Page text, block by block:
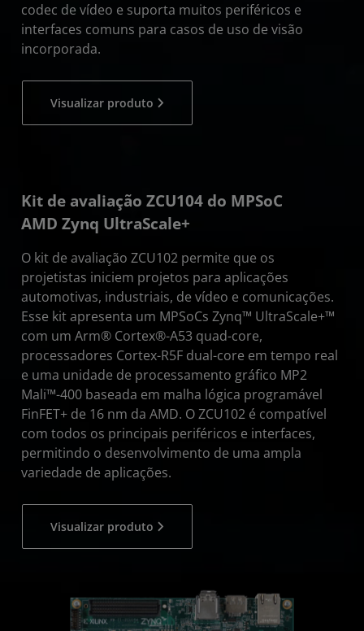
codec de vídeo e suporta muitos periféricos e
interfaces comuns para casos de uso de visão
incorporada.
Visualizar produto
Kit de avaliação ZCU104 do MPSoC
AMD Zynq UltraScale+
O kit de avaliação ZCU102 permite que os
projetistas iniciem projetos para aplicações
automotivas, industriais, de vídeo e comunicações.
Esse kit apresenta um MPSoCs Zynq™ UltraScale+™
com um Arm® Cortex®-A53 quad-core,
processadores Cortex-R5F dual-core em tempo real
e uma unidade de processamento gráfico MP2
Mali™-400 baseada em malha lógica programável
FinFET+ de 16 nm da AMD. O ZCU102 é compatível
com todos os principais periféricos e interfaces,
permitindo o desenvolvimento de uma ampla
variedade de aplicações.
Visualizar produto